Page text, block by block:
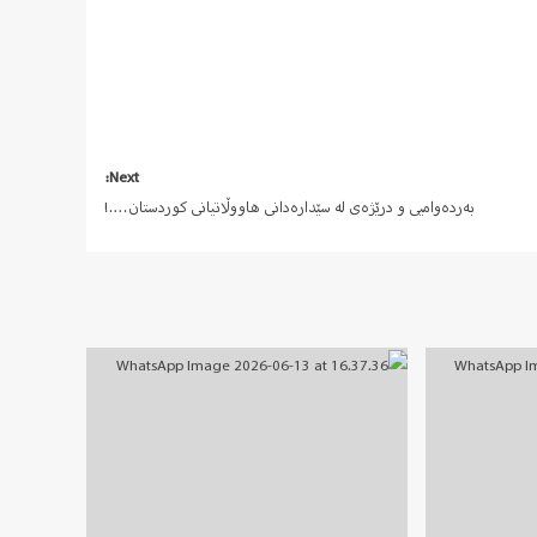
Next:
بەردەوامیی و درێژەی لە سێدارەدانی هاووڵاتیانی کوردستان….!